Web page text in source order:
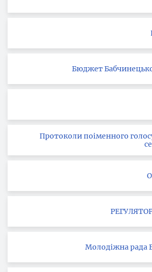
Бюджет
Протоколи поіменного
Молодіжна рада